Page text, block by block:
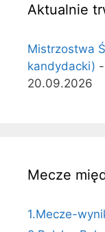
Aktualnie
Mistrzostwa
kandydacki)
20.09.2026
Mecze
1.Mecze-